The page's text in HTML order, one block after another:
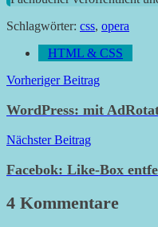
Schlagwörter: css, opera
HTML & CSS
Beitragsnavigation
Vorheriger Beitrag
WordPress: mit
Nächster Beitrag
Facebok: Like-Box
4 Kommentare